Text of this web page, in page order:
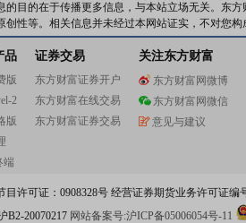
的目的在于传播更多信息，与本站立场无关。东
创性等。相关信息并未经过本网站证实，不对您
品
版
2
版
端
证券交易
东方财富证券开户
东方财富在线交易
东方财富证券交易
关注东方财富
东方财富网微博
东方财富网微信
意见与建议
许可证：0908328号 经营证券期货业务许可证编
B2-20070217 网站备案号:沪ICP备05006054号-11